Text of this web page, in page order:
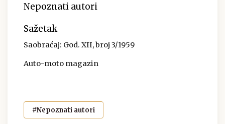
Nepoznati autori
Sažetak
Saobraćaj: God. XII, broj 3/1959
Auto-moto magazin
#Nepoznati autori